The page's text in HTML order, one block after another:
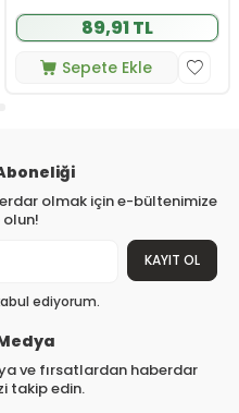
89,91 TL
Sepete Ekle
olmak için e-bültenimize
KAYIT OL
ediyorum.
ve fırsatlardan haberdar
takip edin.